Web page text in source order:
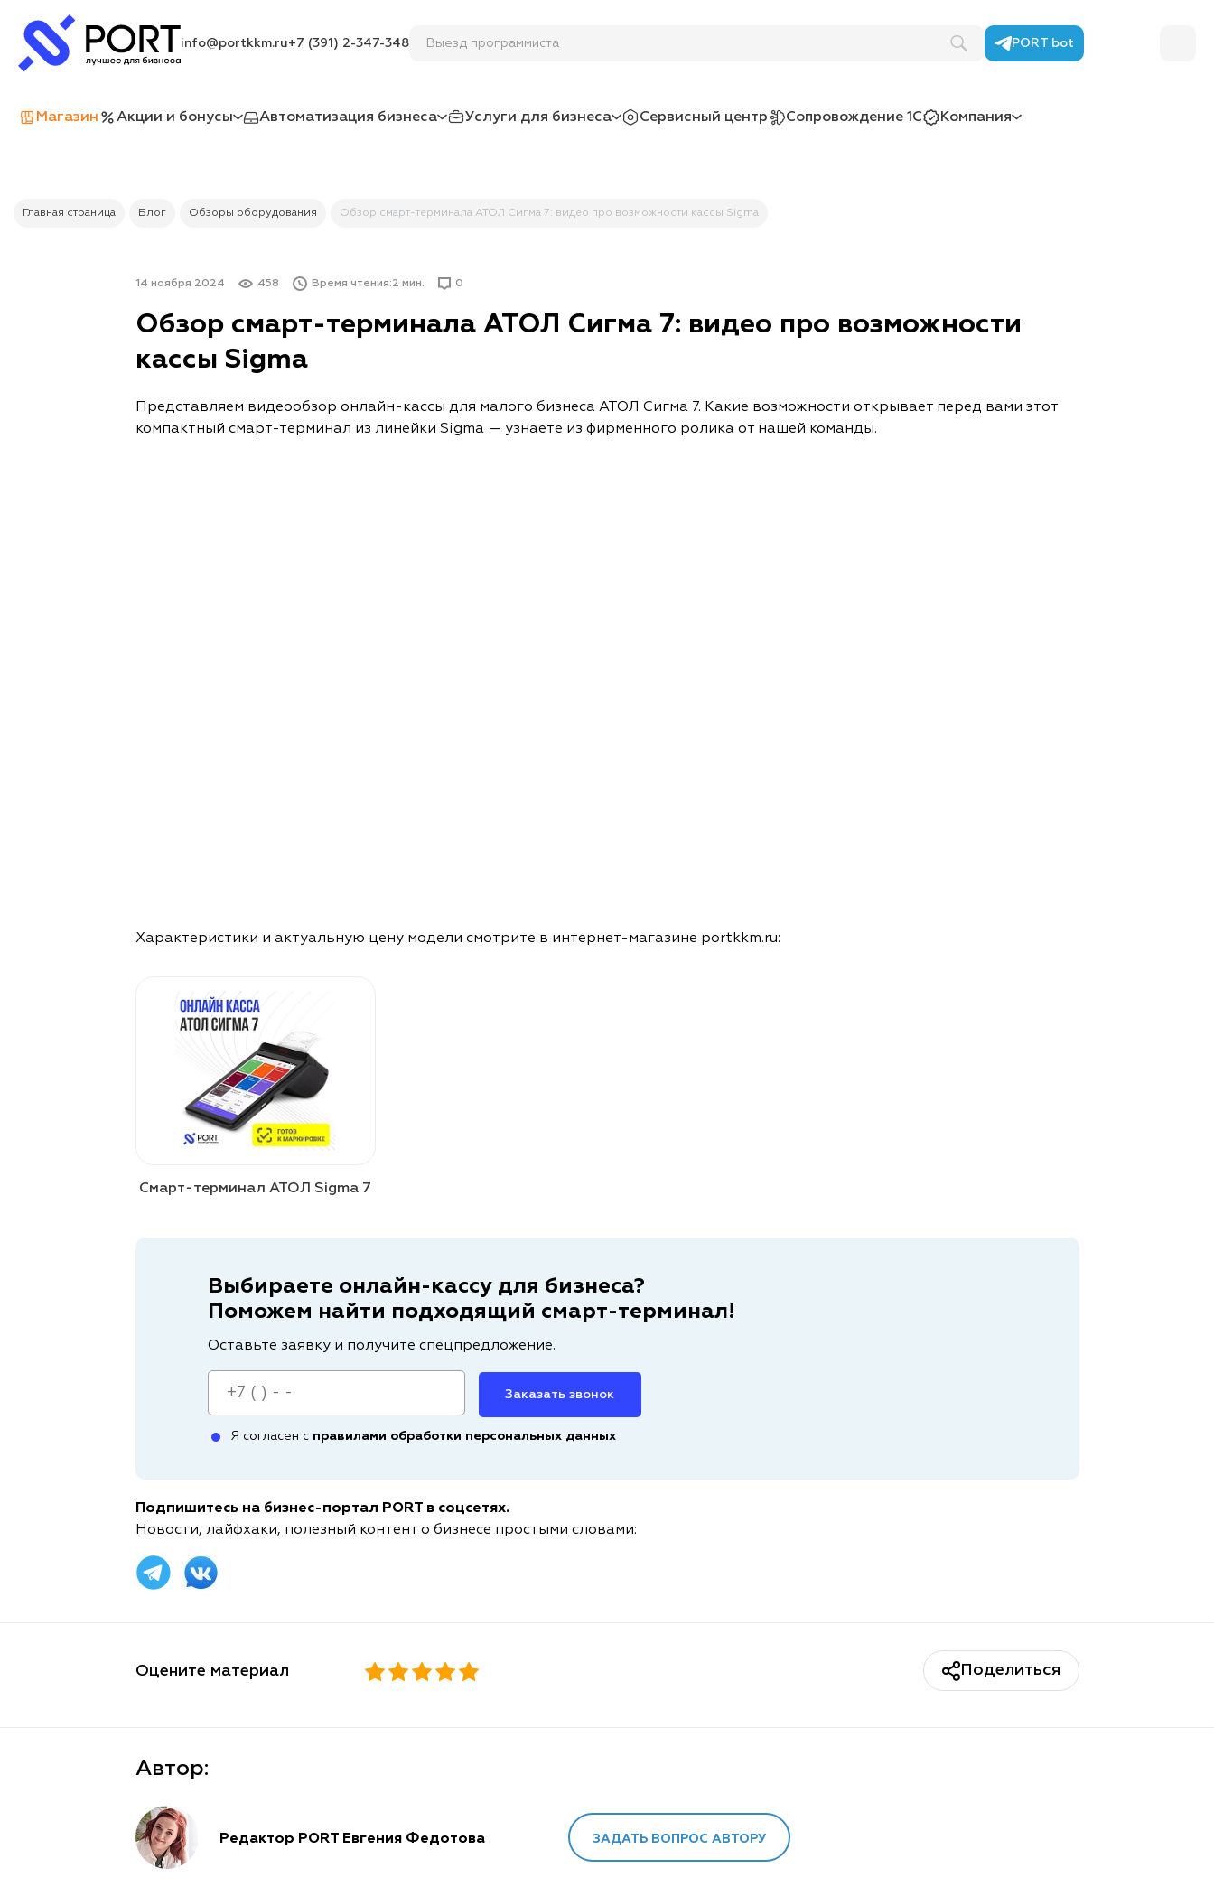
info@portkkm.ru+7 (391) 2-347-348 Выезд программис PORT bot
Магазин Акции и бонусы Автоматизация бизнеса Услуги для бизнеса Сервисный центр Сопровождение 1С Компания
Главная страница Блог Обзоры оборудования Обзор смарт-терминала АТОЛ Сигма 7: видео про возможности кассы Sigma
14 ноября 2024 458 Время чтения:2 мин. 0
Обзор смарт-терминала АТОЛ Сигма 7: видео про возможности
кассы Sigma
Представляем видеообзор онлайн-кассы для малого бизнеса АТОЛ Сигма 7. Какие возможности открывает перед вами этот
компактный смарт-терминал из линейки Sigma — узнаете из фирменного ролика от нашей команды.
Характеристики и актуальную цену модели смотрите в интернет-магазине portkkm.ru:
Смарт-терминал АТОЛ Sigma 7
Выбираете онлайн-кассу для бизнеса?
Поможем найти подходящий смарт-терминал!
Оставьте заявку и получите спецпредложение.
Заказать звонок
Я согласен с правилами обработки персональных данных
Подпишитесь на бизнес-портал PORT в соцсетях.
Новости, лайфхаки, полезный контент о бизнесе простыми словами:
Оцените материал Поделиться
Автор:
Редактор PORT Евгения Федотова ЗАДАТЬ ВОПРОС АВТОРУ